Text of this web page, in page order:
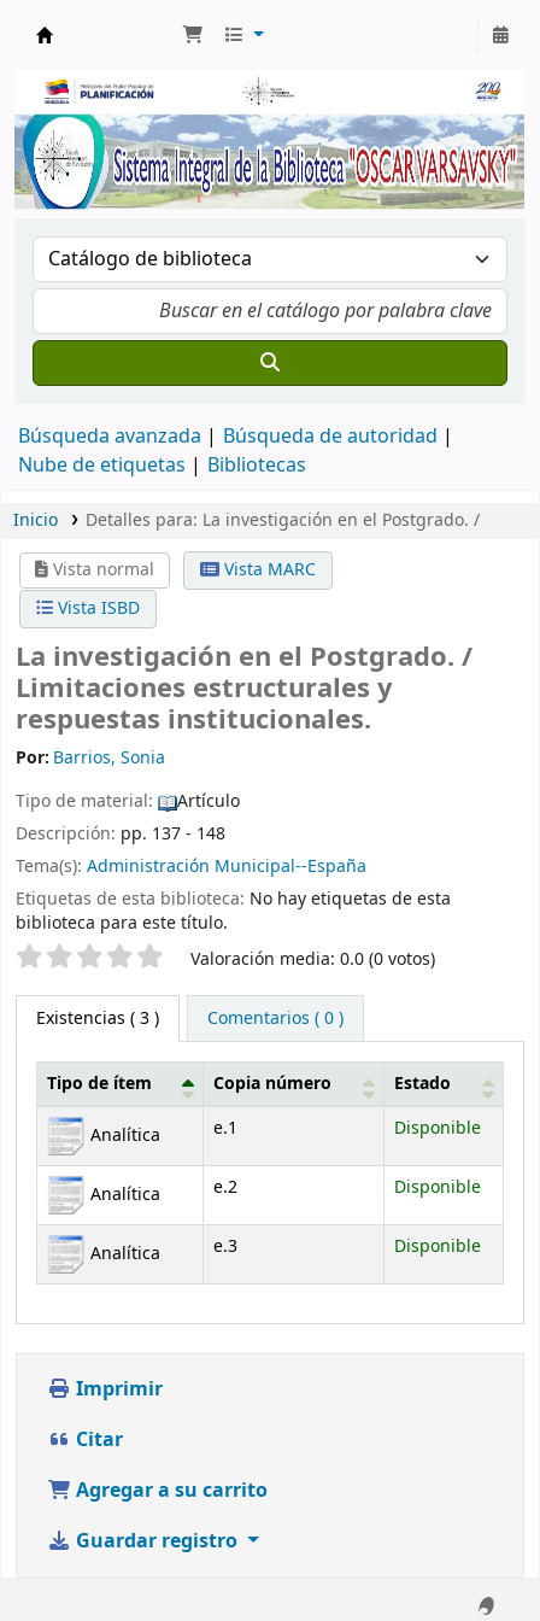
Búsqueda avanzada
Búsqueda de autoridad
Nube de etiquetas
Bibliotecas
Inicio Detalles para: La investigación en el Postgrado. /
Vista normal
Vista MARC
Vista ISBD
La investigación en el Postgrado. /
Limitaciones estructurales y
respuestas institucionales.
Por: Barrios, Sonia
Tipo de material:
Artículo
Descripción: pp. 137 - 148
Tema(s): Administración Municipal--España
Etiquetas de esta biblioteca: No hay etiquetas de esta
biblioteca para este título.
Valoración Valoración media: 0.0 (0 votos)
Existencias ( 3 ) Comentarios ( 0 )
Existencias
Tipo de ítem Copia número Estado
Analítica e.1 Disponible
Analítica e.2 Disponible
Analítica e.3 Disponible
Imprimir
Citar
Agregar a su carrito
Guardar registro